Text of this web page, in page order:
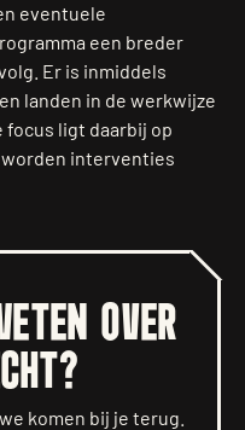
eventuele
een breder
Er is inmiddels
landen in de werkwijze
focus ligt daarbij op
interventies
OVER
komen bij je terug.